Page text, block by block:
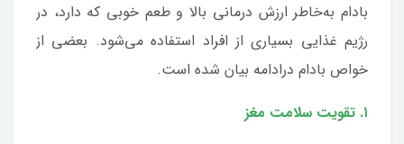
بادام به‌خاطر ارزش درمانی بالا و طعم خوبی که دارد، در
رژیم غذایی بسیاری از افراد استفاده می‌شود. بعضی از
خواص بادام درادامه بیان شده است.
۱. تقویت سلامت مغز